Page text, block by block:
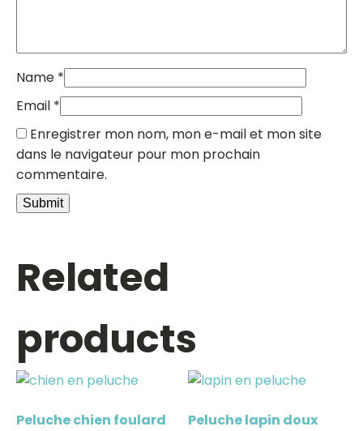
Name *
Email *
Enregistrer mon nom, mon e-mail et mon site
dans le navigateur pour mon prochain
commentaire.
Related
products
Peluche chien foulard Peluche lapin doux